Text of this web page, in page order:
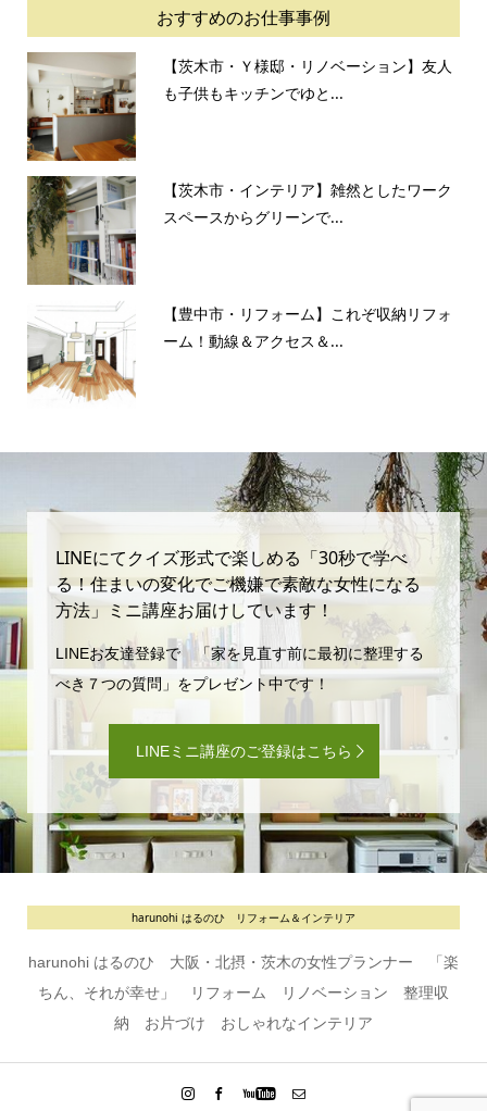
おすすめのお仕事事例
【茨木市・Ｙ様邸・リノベーション】友人
も子供もキッチンでゆと...
【茨木市・インテリア】雑然としたワーク
スペースからグリーンで...
【豊中市・リフォーム】これぞ収納リフォ
ーム！動線＆アクセス＆...
LINEにてクイズ形式で楽しめる「30秒で学べ
る！住まいの変化でご機嫌で素敵な女性になる
方法」ミニ講座お届けしています！
LINEお友達登録で 「家を見直す前に最初に整理する
べき７つの質問」をプレゼント中です！
LINEミニ講座のご登録はこちら
harunohi はるのひ リフォーム＆インテリア
harunohi はるのひ 大阪・北摂・茨木の女性プランナー 「楽
ちん、それが幸せ」 リフォーム リノベーション 整理収
納 お片づけ おしゃれなインテリア